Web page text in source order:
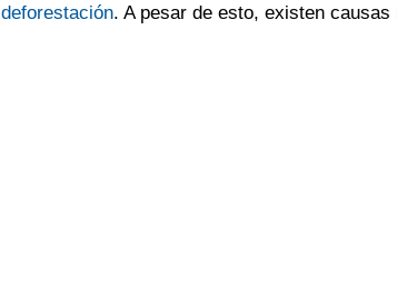
deforestación. A pesar de esto, existen